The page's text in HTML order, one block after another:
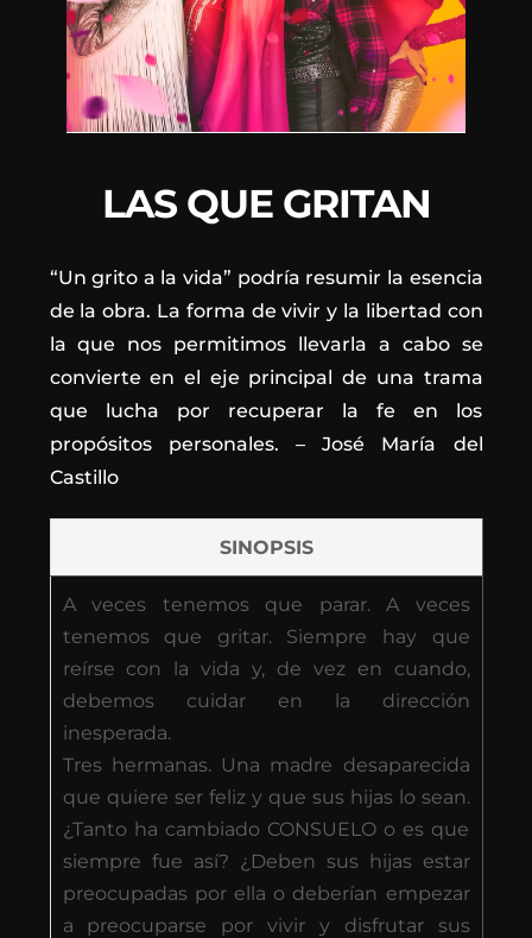
LAS QUE GRITAN
“Un grito a la vida” podría resumir la esencia
de la obra. La forma de vivir y la libertad con
la que nos permitimos llevarla a cabo se
convierte en el eje principal de una trama
que lucha por recuperar la fe en los
propósitos personales. – José María del
Castillo
SINOPSIS
A veces tenemos que parar. A veces
tenemos que gritar. Siempre hay que
reírse con la vida y, de vez en cuando,
debemos cuidar en la dirección
inesperada.
Tres hermanas. Una madre desaparecida
que quiere ser feliz y que sus hijas lo sean.
¿Tanto ha cambiado CONSUELO o es que
siempre fue así? ¿Deben sus hijas estar
preocupadas por ella o deberían empezar
a preocuparse por vivir y disfrutar sus